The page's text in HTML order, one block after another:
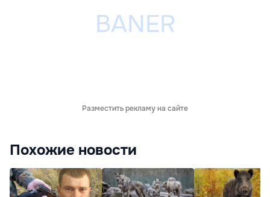
Разместить рекламу на сайте
Похожие новости